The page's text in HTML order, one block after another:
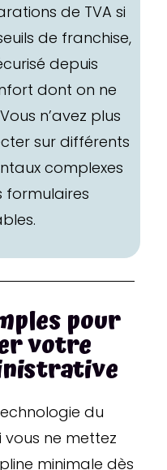
de TVA si
de franchise,
depuis
dont on ne
n’avez plus
sur différents
complexes
formulaires
pour
votre
du
ne mettez
minimale dès